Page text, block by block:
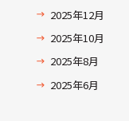
2025年12月
2025年10月
2025年8月
2025年6月